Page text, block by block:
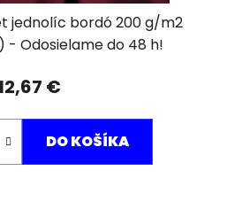
jednolíc bordó 200 g/m2
€
DO KOŠÍKA